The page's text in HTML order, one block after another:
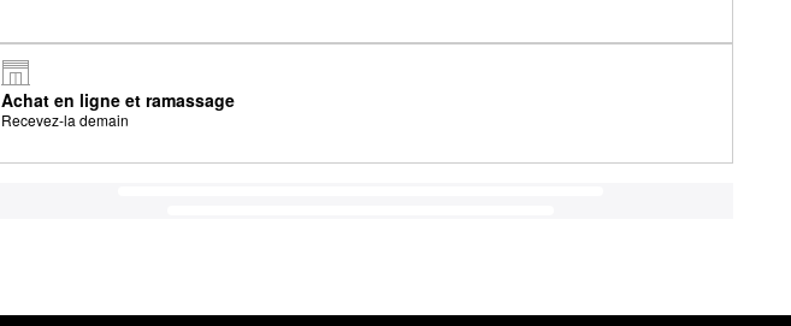
Achat en ligne et ramassage
Recevez-la demain